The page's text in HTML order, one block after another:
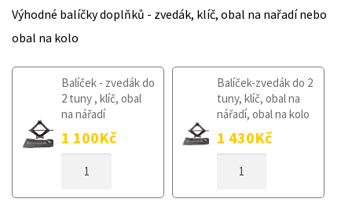
Výhodné balíčky doplňků - zvedák, klíč, obal na nařadí nebo
obal na kolo
Balíček - zvedák do
2 tuny , klíč, obal
na nářadí
1 100Kč
KOLO
Balíček-zvedák do 2
tuny, klíč, obal na
nářadí, obal na kolo
1 430Kč
KOLO